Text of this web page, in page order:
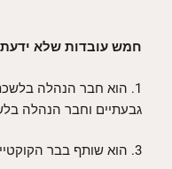
חמש עובדות שלא
1. הוא חבר הנהלה
גבעתיים וחבר הנהלה
3. הוא שותף בבר הקוקטיילים היוקרתי Reception בגבעתיים.